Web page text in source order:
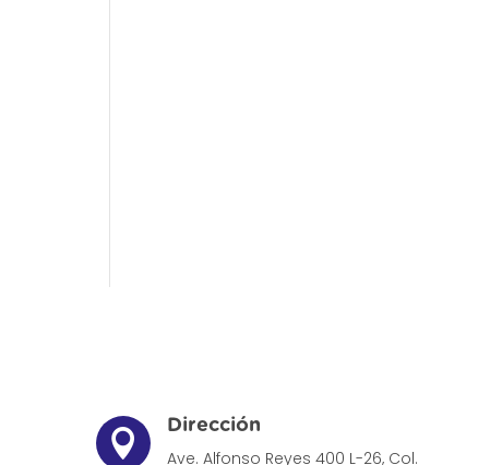

Dirección
Ave. Alfonso Reyes 400 L-26, Col.